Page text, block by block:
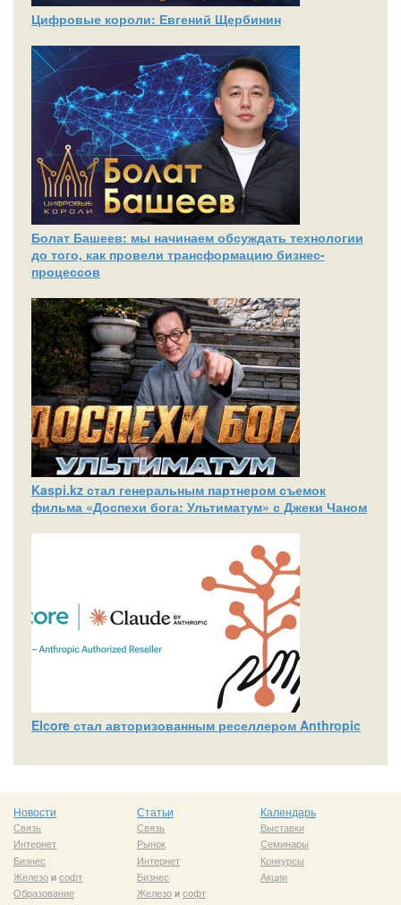
Цифровые короли: Евгений Щербинин
Болат Башеев: мы начинаем обсуждать технологии
до того, как провели трансформацию бизнес-
процессов
Kaspi.kz стал генеральным партнером съемок
фильма «Доспехи бога: Ультиматум» с Джеки Чаном
Elcore стал авторизованным реселлером Anthropic
Новости
Связь
Интернет
Бизнес
Железоисофт
Образование
Статьи
Связь
Рынок
Интернет
Бизнес
Железоисофт
Календарь
Выставки
Семинары
Конкурсы
Акции